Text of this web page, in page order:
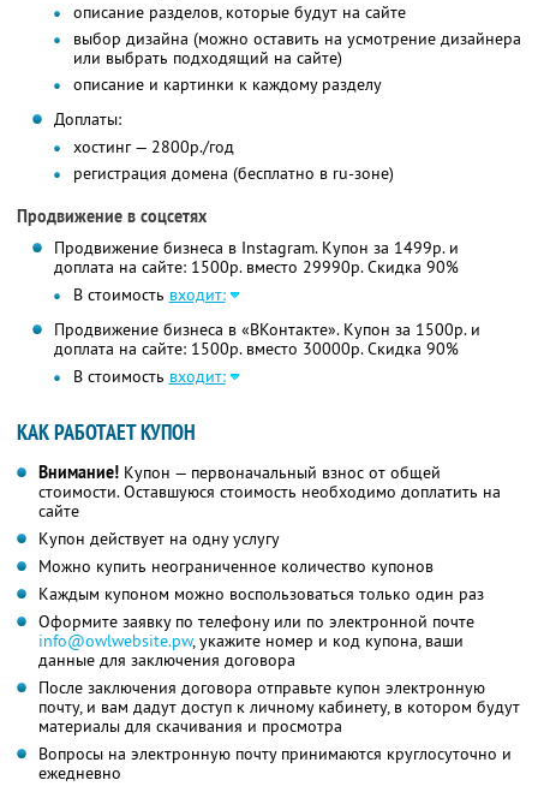
описание разделов, которые будут на сайте
выбор дизайна (можно оставить на усмотрение дизайнера
или выбрать подходящий на сайте)
описание и картинки к каждому разделу
Доплаты:
хостинг — 2800р./год
регистрация домена (бесплатно в ru-зоне)
Продвижение в соцсетях
Продвижение бизнеса в Instagram. Купон за 1499р. и
доплата на сайте: 1500р. вместо 29990р. Скидка 90%
В стоимость входит:
Продвижение бизнеса в «ВКонтакте». Купон за 1500р. и
доплата на сайте: 1500р. вместо 30000р. Скидка 90%
В стоимость входит:
КАК РАБОТАЕТ КУПОН
Внимание! Купон — первоначальный взнос от общей
стоимости. Оставшуюся стоимость необходимо доплатить на
сайте
Купон действует на одну услугу
Можно купить неограниченное количество купонов
Каждым купоном можно воспользоваться только один раз
Оформите заявку по телефону или по электронной почте
info@owlwebsite.pw, укажите номер и код купона, ваши
данные для заключения договора
После заключения договора отправьте купон электронную
почту, и вам дадут доступ к личному кабинету, в котором будут
материалы для скачивания и просмотра
Вопросы на электронную почту принимаются круглосуточно и
ежедневно